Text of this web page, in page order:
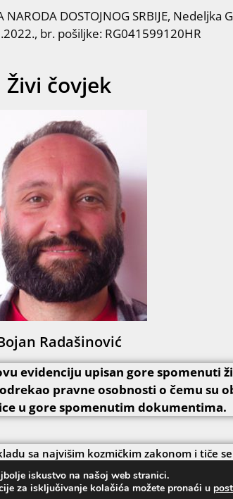
NARODA DOSTOJNOG SRBIJE,
br. pošiljke: RG041599120HR
Živi čovjek
Radašinović
evidenciju upisan gore spomenuti
pravne osobnosti o čemu su
u gore spomenutim dokumentima.
sa najvišim kozmičkim zakonom i tiče
kozmičke zakone uzroka i
morati iskusiti posljedice svojeg
iskustvo na našoj web stranici.
za isključivanje kolačića možete pronaći u